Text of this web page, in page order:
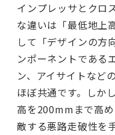
インプレッサとクロ
な違いは「最低地上
して「デザインの方
ンポーネントである
ン、アイサイトなど
ほぼ共通です。しか
高を200mmまで高
敵する悪路走破性を